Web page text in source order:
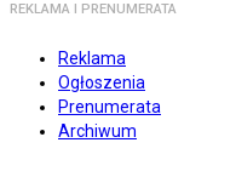
REKLAMA I PRENUMERATA
Reklama
Ogłoszenia
Prenumerata
Archiwum